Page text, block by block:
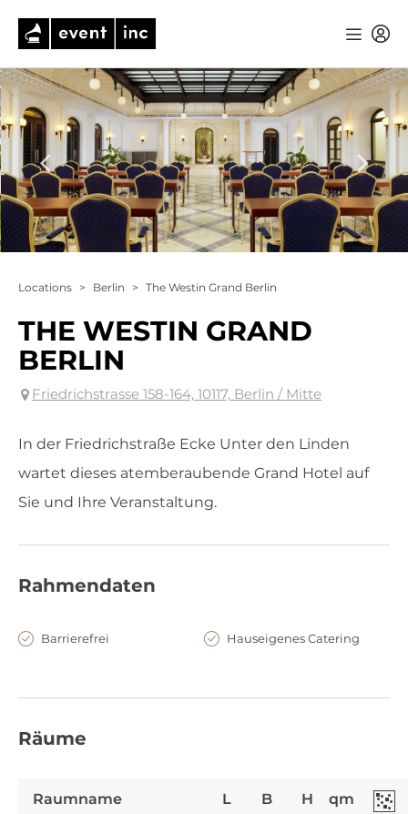
Locations > Berlin > The Westin Grand Berlin
THE WESTIN GRAND
BERLIN
Friedrichstrasse 158-164, 10117, Berlin / Mitte
In der Friedrichstraße Ecke Unter den Linden
wartet dieses atemberaubende Grand Hotel auf
Sie und Ihre Veranstaltung.
Rahmendaten
Barrierefrei Hauseigenes Catering
Räume
Raumname L B H qm